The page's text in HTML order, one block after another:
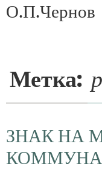
О.П.Чернов
Метка:
ЗНАК НА
КОММУНА